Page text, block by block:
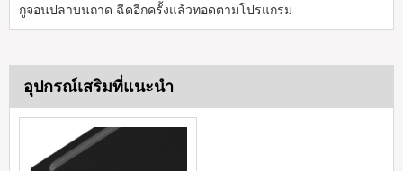
กูจอนปลาบนถาด ฉีดอีกครั้งแล้วทอดตามโปรแกรม
อุปกรณ์เสริมที่แนะนำ